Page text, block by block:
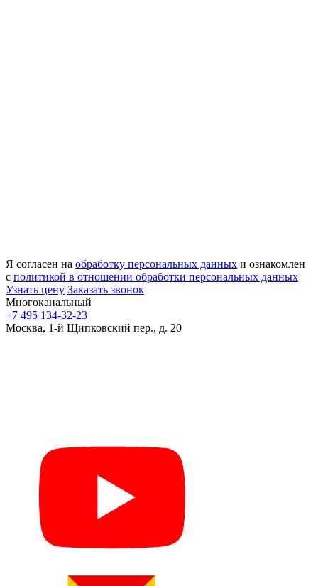
Я согласен на обработку персональных данных и ознакомлен
с политикой в отношении обработки персональных данных
Узнать цену Заказать звонок
Многоканальный
+7 495 134-32-23
Москва, 1-й Щипковский пер., д. 20